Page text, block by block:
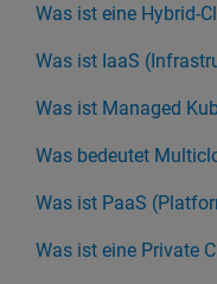
Was ist eine Hybrid-
Was ist IaaS
Was ist Managed
Was bedeutet
Was ist PaaS
Was ist eine Private